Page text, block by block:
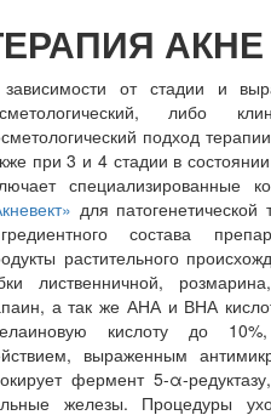
АКНЕ
от стадии и
либо
подход
при 3 и 4 стадии в
специализированные
для
состава
растительного
лиственничной,
а так же АНА и ВНА
кислоту до
выраженным
фермент 5-α-
железы. Процедуры